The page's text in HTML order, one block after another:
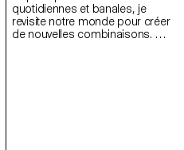
quotidiennes et banales, je
revisite notre monde pour créer
de nouvelles combinaisons. Un